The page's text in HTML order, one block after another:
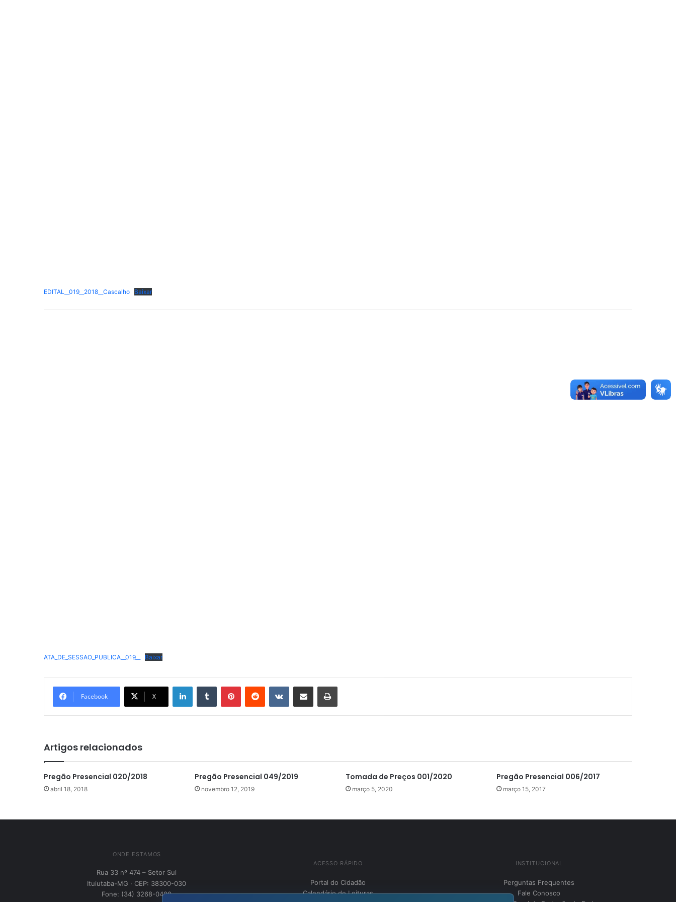
EDITAL__019__2018__Cascalho Baixar
ATA_DE_SESSAO_PUBLICA__019__ Baixar
Facebook X
LinkedinTumblr PinterestReddit VK Compartilhar via e-mail Imprimir
Artigos relacionados
Pregão Presencial 020/2018
abril 18, 2018
Pregão Presencial 049/2019
novembro 12, 2019
Tomada de Preços 001/2020
março 5, 2020
Pregão Presencial 006/2017
março 15, 2017
ONDE ESTAMOS
Rua 33 nº 474 – Setor Sul
Ituiutaba-MG · CEP: 38300-030
Fone: (34) 3268-0400
ACESSO RÁPIDO
Portal do Cidadão
Calendário de Leituras
INSTITUCIONAL
Perguntas Frequentes
Fale Conosco